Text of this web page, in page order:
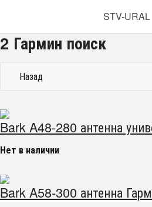
STV-URAL
2 Гармин поиск
Назад
Bark A48-280 антенна
Нет в наличии
Bark A58-300 антенна